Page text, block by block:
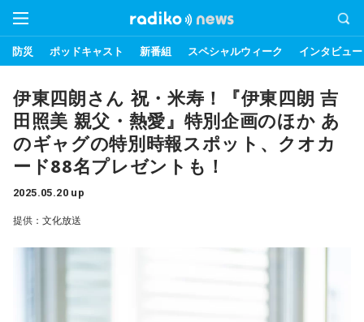
防災 ポッドキャスト 新番組 スペシャルウィーク インタビュー
伊東四朗さん 祝・米寿！『伊東四朗 吉
田照美 親父・熱愛』特別企画のほか あ
のギャグの特別時報スポット、クオカ
ード88名プレゼントも！
2025.05.20 up
提供：文化放送